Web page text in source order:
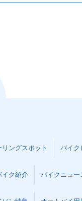
リングスポット バイク
イク紹介 バイクニュー